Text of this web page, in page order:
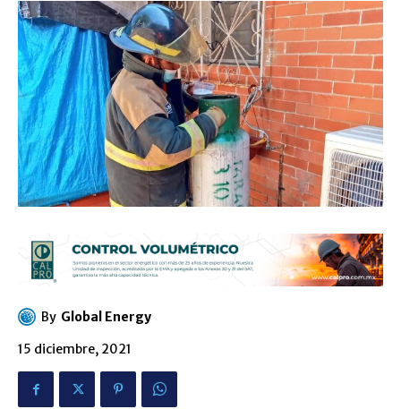
By Global Energy
15 diciembre, 2021